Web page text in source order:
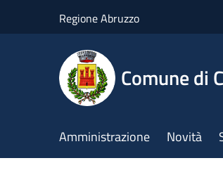
Regione Abruzzo
Comune di
Amministrazione Novità